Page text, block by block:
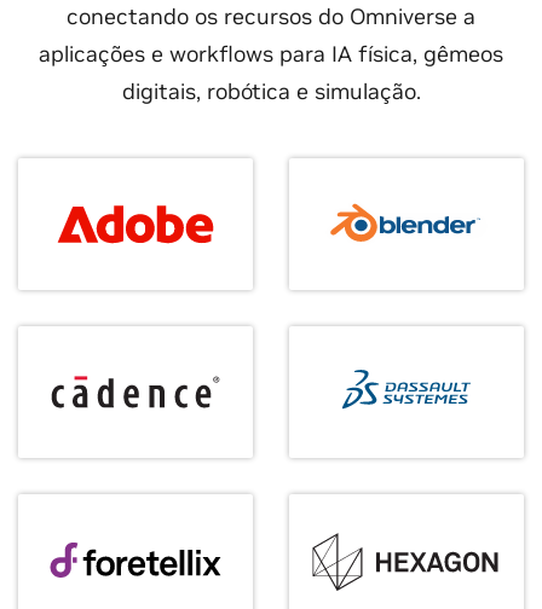
conectando os recursos do Omniverse a
aplicações e workflows para IA física, gêmeos
digitais, robótica e simulação.